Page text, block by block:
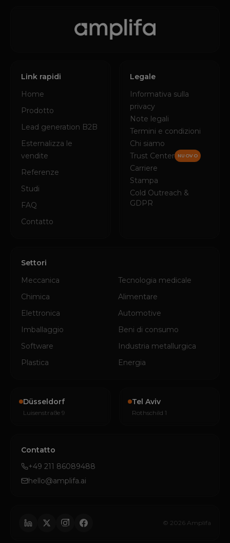
Link rapidi
Home
Prodotto
Lead generation B2B
Esternalizza le
vendite
Referenze
Studi
FAQ
Contatto
Legale
Informativa sulla
privacy
Note legali
Termini e condizioni
Chi siamo
Trust Center
NUOVO
Carriere
Stampa
Cold Outreach &
GDPR
Settori
Meccanica
Tecnologia medicale
Chimica
Alimentare
Elettronica
Automotive
Imballaggio
Beni di consumo
Software
Industria metallurgica
Plastica
Energia
Düsseldorf
Luisenstraße 9
Tel Aviv
Rothschild 1
Contatto
+49 211 86089488
hello@amplifa.ai
© 2026 Amplifa